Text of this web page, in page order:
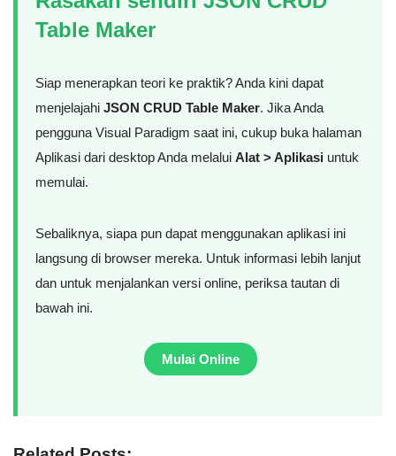
Table Maker
Siap menerapkan teori ke praktik? Anda kini dapat
menjelajahi JSON CRUD Table Maker. Jika Anda
pengguna Visual Paradigm saat ini, cukup buka halaman
Aplikasi dari desktop Anda melalui Alat > Aplikasi untuk
memulai.
Sebaliknya, siapa pun dapat menggunakan aplikasi ini
langsung di browser mereka. Untuk informasi lebih lanjut
dan untuk menjalankan versi online, periksa tautan di
bawah ini.
Mulai Online